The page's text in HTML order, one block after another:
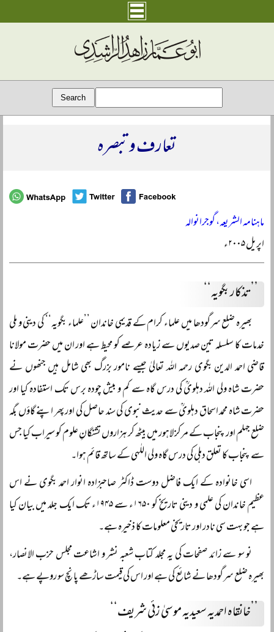
تعارف و تبصرہ
ماہنامہ الشریعہ، گوجرانوالہ
اپریل ۲۰۰۵ء
’’تذکار بگویہ‘‘
بھیرہ ضلع سرگودھا میں علماء کرام کے قدیمی خاندان ’’علماء بگویہ‘‘ کی دینی و ملی
خدمات کا سلسلہ تین صدیوں سے زیادہ عرصے کو محیط ہے اور ان میں حضرت مولانا
قاضی احمد الدین بگوی رحمہ اللہ تعالیٰ جیسے نامور بزرگ بھی شامل ہیں جنھوں نے
حضرت شاہ ولی اللہ دہلویؒ کی درس گاہ سے کم و بیش چودہ برس تک استفادہ کیا اور
حضرت شاہ محمد اسحاق دہلویؒ سے حدیث نبوی کی سند حاصل کی اور پھر اپنے گاؤں بگہ
ضلع جہلم اور پنجاب کے مرکز لاہور میں بیٹھ کر ہزاروں تشنگانِ علوم کو سیراب کیا جس
سے پنجاب کا تعلق دہلی کی درس گاہ ولی اللٰہی کے ساتھ قائم ہوا۔
اسی خانوادہ کے ایک فاضل دوست ڈاکٹر صاحبزادہ انوار احمد بگوی نے اس
عظیم خاندان کی علمی و دینی تاریخ کو ۱۶۵۰ء سے ۱۹۴۵ء تک ایک جلد میں بیان کیا
ہے جو بہت سی نادر اور تاریخی معلومات کا ذخیرہ ہے۔
نو سو سے زائد صفحات کی یہ مجلد کتاب شعبہ نشر و اشاعت مجلس حزب الانصار،
بھیرہ ضلع سرگودھا نے شائع کی ہے اور اس کی قیمت ساڑھے پانچ سو روپے ہے۔
’’خانقاہ احمدیہ سعیدیہ موسیٰ زئی شریف‘‘